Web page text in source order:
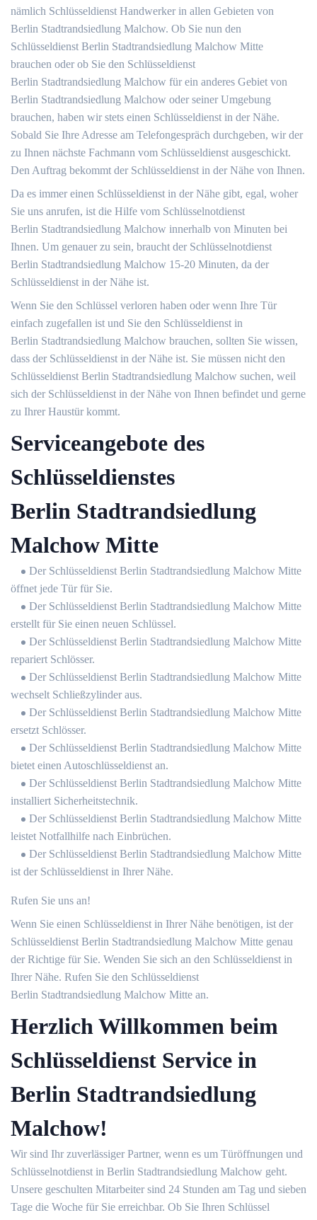
nämlich Schlüsseldienst Handwerker in allen Gebieten von
Berlin Stadtrandsiedlung Malchow. Ob Sie nun den
Schlüsseldienst Berlin Stadtrandsiedlung Malchow Mitte
brauchen oder ob Sie den Schlüsseldienst
Berlin Stadtrandsiedlung Malchow für ein anderes Gebiet von
Berlin Stadtrandsiedlung Malchow oder seiner Umgebung
brauchen, haben wir stets einen Schlüsseldienst in der Nähe.
Sobald Sie Ihre Adresse am Telefongespräch durchgeben, wir der
zu Ihnen nächste Fachmann vom Schlüsseldienst ausgeschickt.
Den Auftrag bekommt der Schlüsseldienst in der Nähe von Ihnen.
Da es immer einen Schlüsseldienst in der Nähe gibt, egal, woher
Sie uns anrufen, ist die Hilfe vom Schlüsselnotdienst
Berlin Stadtrandsiedlung Malchow innerhalb von Minuten bei
Ihnen. Um genauer zu sein, braucht der Schlüsselnotdienst
Berlin Stadtrandsiedlung Malchow 15-20 Minuten, da der
Schlüsseldienst in der Nähe ist.
Wenn Sie den Schlüssel verloren haben oder wenn Ihre Tür
einfach zugefallen ist und Sie den Schlüsseldienst in
Berlin Stadtrandsiedlung Malchow brauchen, sollten Sie wissen,
dass der Schlüsseldienst in der Nähe ist. Sie müssen nicht den
Schlüsseldienst Berlin Stadtrandsiedlung Malchow suchen, weil
sich der Schlüsseldienst in der Nähe von Ihnen befindet und gerne
zu Ihrer Haustür kommt.
Serviceangebote des
Schlüsseldienstes
Berlin Stadtrandsiedlung
Malchow Mitte
Der Schlüsseldienst Berlin Stadtrandsiedlung Malchow Mitte
öffnet jede Tür für Sie.
Der Schlüsseldienst Berlin Stadtrandsiedlung Malchow Mitte
erstellt für Sie einen neuen Schlüssel.
Der Schlüsseldienst Berlin Stadtrandsiedlung Malchow Mitte
repariert Schlösser.
Der Schlüsseldienst Berlin Stadtrandsiedlung Malchow Mitte
wechselt Schließzylinder aus.
Der Schlüsseldienst Berlin Stadtrandsiedlung Malchow Mitte
ersetzt Schlösser.
Der Schlüsseldienst Berlin Stadtrandsiedlung Malchow Mitte
bietet einen Autoschlüsseldienst an.
Der Schlüsseldienst Berlin Stadtrandsiedlung Malchow Mitte
installiert Sicherheitstechnik.
Der Schlüsseldienst Berlin Stadtrandsiedlung Malchow Mitte
leistet Notfallhilfe nach Einbrüchen.
Der Schlüsseldienst Berlin Stadtrandsiedlung Malchow Mitte
ist der Schlüsseldienst in Ihrer Nähe.
Rufen Sie uns an!
Wenn Sie einen Schlüsseldienst in Ihrer Nähe benötigen, ist der
Schlüsseldienst Berlin Stadtrandsiedlung Malchow Mitte genau
der Richtige für Sie. Wenden Sie sich an den Schlüsseldienst in
Ihrer Nähe. Rufen Sie den Schlüsseldienst
Berlin Stadtrandsiedlung Malchow Mitte an.
Herzlich Willkommen beim
Schlüsseldienst Service in
Berlin Stadtrandsiedlung
Malchow!
Wir sind Ihr zuverlässiger Partner, wenn es um Türöffnungen und
Schlüsselnotdienst in Berlin Stadtrandsiedlung Malchow geht.
Unsere geschulten Mitarbeiter sind 24 Stunden am Tag und sieben
Tage die Woche für Sie erreichbar. Ob Sie Ihren Schlüssel